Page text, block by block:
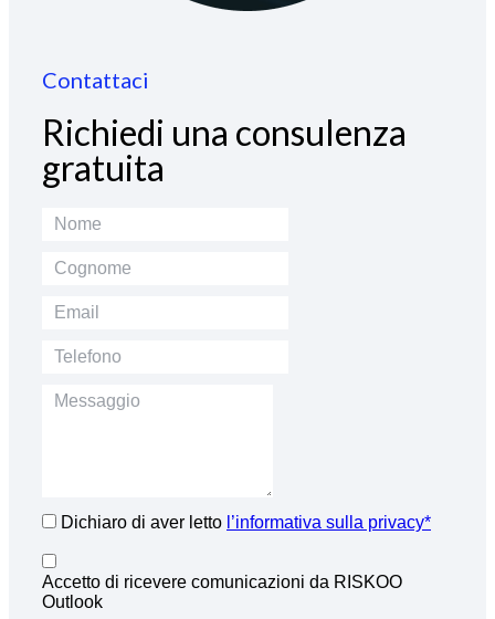
Contattaci
Richiedi una consulenza
gratuita
Dichiaro di aver letto l’informativa sulla privacy*
Accetto di ricevere comunicazioni da RISKOO
Outlook